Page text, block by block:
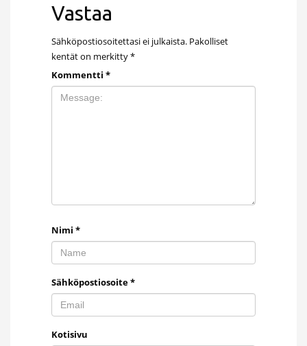
Vastaa
Sähköpostiosoitettasi ei julkaista. Pakolliset
kentät on merkitty*
Kommentti *
Nimi *
Sähköpostiosoite*
Kotisivu